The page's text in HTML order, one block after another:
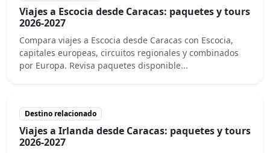
Viajes a Escocia desde Caracas: paquetes y tours
2026-2027
Compara viajes a Escocia desde Caracas con Escocia,
capitales europeas, circuitos regionales y combinados
por Europa. Revisa paquetes disponible...
Destino relacionado
Viajes a Irlanda desde Caracas: paquetes y tours
2026-2027